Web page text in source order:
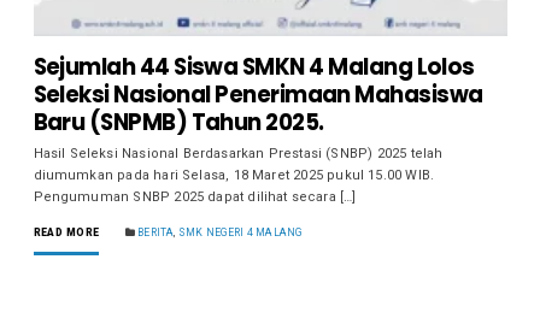
Sejumlah 44 Siswa SMKN 4 Malang Lolos
Seleksi Nasional Penerimaan Mahasiswa
Baru (SNPMB) Tahun 2025.
Hasil Seleksi Nasional Berdasarkan Prestasi (SNBP) 2025 telah
diumumkan pada hari Selasa, 18 Maret 2025 pukul 15.00 WIB.
Pengumuman SNBP 2025 dapat dilihat secara […]
READ MORE BERITA SMK NEGERI 4 MALANG